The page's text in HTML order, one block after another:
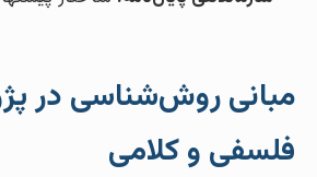
مبانی روش‌شناسی در
فلسفی و کلامی